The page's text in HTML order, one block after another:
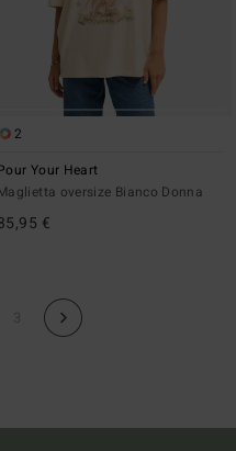
2
Your Heart
oversize Bianco Donna
€